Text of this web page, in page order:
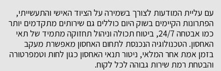
עם עליית המודעות לצורך בשמירה על הציוד האישי והתעשייתי,
הפתרונות הקיימים בשוק היום כוללים גם שירותים מתקדמים יותר
כמו אבטחה 24/7, ביטוח תכולה וניהול תחזוקה מתמיד של תאי
האחסון. הטכנולוגיה הנכנסת לתחום האחסון מאפשרת מעקב
בזמן אמת אחר המלאי, ניטור תנאי האחסון כגון לחות וטמפרטורה
והבטחת רמת שירות גבוהה לכל לקוח.